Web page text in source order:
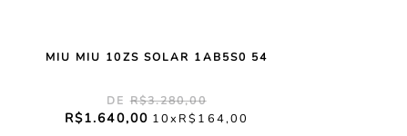
MIU MIU 10ZS SOLAR 1AB5S0 54
R$3.280,00
R$1.640,00 10 R$ 164,00